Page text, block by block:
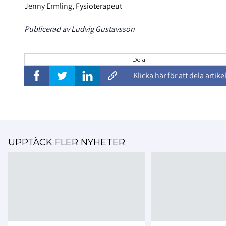
Jenny Ermling, Fysioterapeut
Publicerad av Ludvig Gustavsson
Dela
Klicka här för att dela
UPPTÄCK FLER NYHETER